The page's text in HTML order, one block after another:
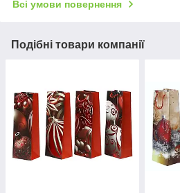
Всі умови повернення
Подібні товари компанії